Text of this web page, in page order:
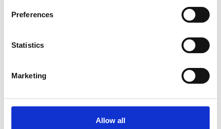
Preferences
Statistics
Marketing
Allow all
από την Ακρόπολη και το Μοναστηράκι;